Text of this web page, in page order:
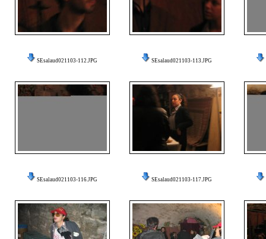
SEsalaud021103-112.JPG SEsalaud021103-113.JPG
SEsalaud021103-116.JPG SEsalaud021103-117.JPG